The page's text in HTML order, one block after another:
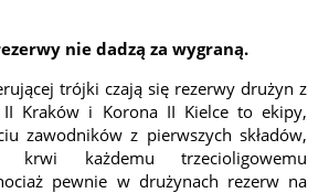
nie dadzą za wygraną.
trójki czają się rezerwy drużyn z
II Kraków i Korona II Kielce to ekipy,
zawodników z pierwszych składów,
krwi każdemu trzecioligowemu
pewnie w drużynach rezerw na